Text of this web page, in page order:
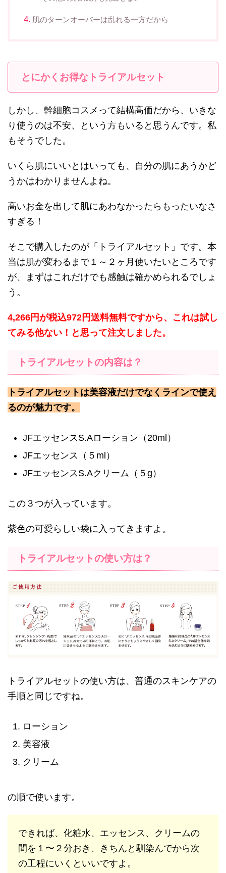
肌のターンオーバーは乱れる一方だから
とにかくお得なトライアルセット
しかし、幹細胞コスメって結構高価だから、いきな
り使うのは不安、という方もいると思うんです。私
もそうでした。
いくら肌にいいとはいっても、自分の肌にあうかど
うかはわかりませんよね。
高いお金を出して肌にあわなかったらもったいなさ
すぎる！
そこで購入したのが「トライアルセット」です。本
当は肌が変わるまで１～２ヶ月使いたいところです
が、まずはこれだけでも感触は確かめられるでしょ
う。
4,266円が税込972円送料無料ですから、これは試し
てみる他ない！と思って注文しました。
トライアルセットの内容は？
トライアルセットは美容液だけでなくラインで使え
るのが魅力です。
JFエッセンスS.Aローション（20ml）
JFエッセンス（５ml）
JFエッセンスS.Aクリーム（５g）
この３つが入っています。
紫色の可愛らしい袋に入ってきますよ。
トライアルセットの使い方は？
トライアルセットの使い方は、普通のスキンケアの
手順と同じですね。
ローション
美容液
クリーム
の順で使います。
できれば、化粧水、エッセンス、クリームの
間を１〜２分おき、きちんと馴染んでから次
の工程にいくといいですよ。